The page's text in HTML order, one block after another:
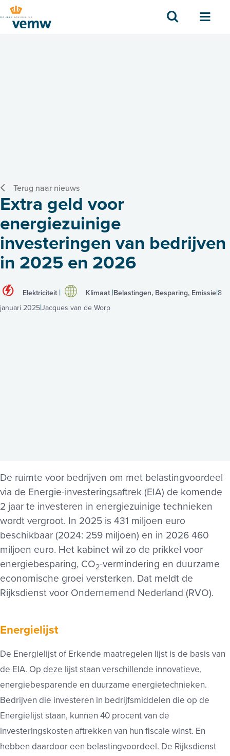
Zoek
Terug naar nieuws
Extra geld voor
energiezuinige
investeringen van bedrijven
in 2025 en 2026
Elektriciteit Klimaat Belastingen, Besparing, Emissie8
januari 2025Jacques van de Worp
De ruimte voor bedrijven om met belastingvoordeel
via de Energie-investeringsaftrek (EIA) de komende
2 jaar te investeren in energiezuinige technieken
wordt vergroot. In 2025 is 431 miljoen euro
beschikbaar (2024: 259 miljoen) en in 2026 460
miljoen euro. Het kabinet wil zo de prikkel voor
energiebesparing, CO2-vermindering en duurzame
economische groei versterken. Dat meldt de
Rijksdienst voor Ondernemend Nederland (RVO).
Energielijst
De Energielijst of Erkende maatregelen lijst is de basis van
de EIA. Op deze lijst staan verschillende innovatieve,
energiebesparende en duurzame energietechnieken.
Bedrijven die investeren in bedrijfsmiddelen die op de
Energielijst staan, kunnen 40 procent van de
investeringskosten aftrekken van hun fiscale winst. En
hebben daardoor een belastingvoordeel. De Rijksdienst